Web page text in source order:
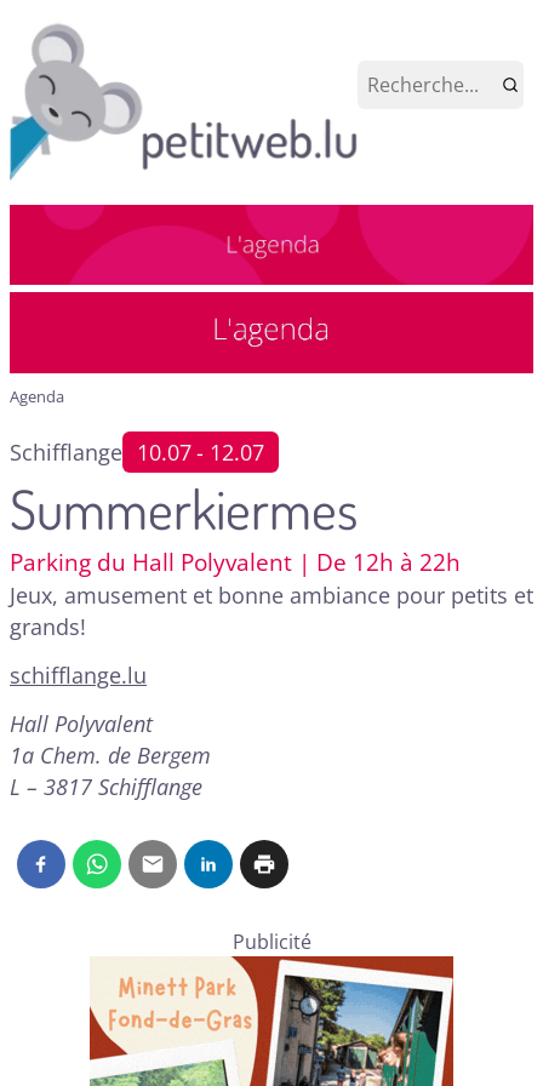
Agenda
Schifflange 10.07- 12.07
Summerkiermes
Parking du Hall Polyvalent | De 12h à 22h
Jeux, amusement et bonne ambiance pour petits et
grands!
schifflange.lu
Hall Polyvalent
1a Chem. de Bergem
L – 3817 Schifflange
Publicité